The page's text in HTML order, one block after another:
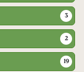
3
2
19